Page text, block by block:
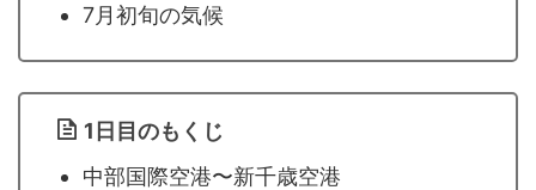
7月初旬の気候
1日目のもくじ
中部国際空港〜新千歳空港